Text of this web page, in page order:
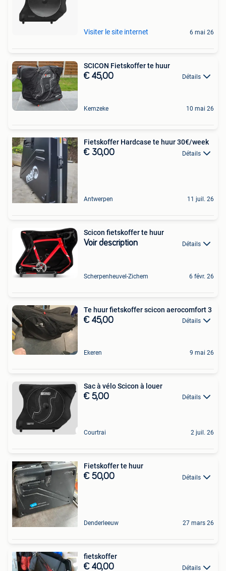
Visiter le site internet 6 mai 26
SCICON Fietskoffer te huur
€ 45,00 Détails
Kemzeke 10 mai 26
Fietskoffer Hardcase te huur 30€/week
€ 30,00 Détails
Antwerpen 11 juil. 26
Scicon fietskoffer te huur
Voir description Détails
Scherpenheuvel-Zichem 6 févr. 26
Te huur fietskoffer scicon aerocomfort 3
€ 45,00 Détails
Ekeren 9 mai 26
Sac à vélo Scicon à louer
€ 5,00 Détails
Courtrai 2 juil. 26
Fietskoffer te huur
€ 50,00 Détails
Denderleeuw 27 mars 26
fietskoffer
€ 40,00 Détails